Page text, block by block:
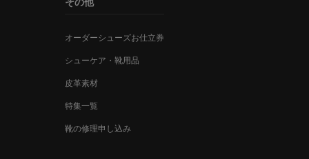
オーダーシューズお仕立券
シューケア・靴用品
皮革素材
特集一覧
靴の修理申し込み